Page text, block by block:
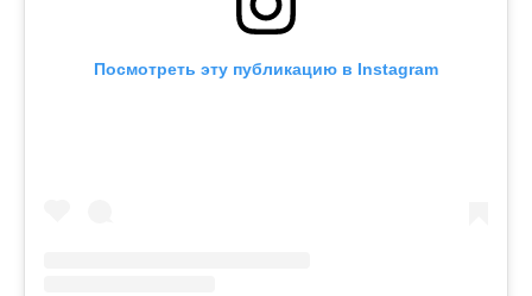
Посмотреть эту публикацию в Instagram